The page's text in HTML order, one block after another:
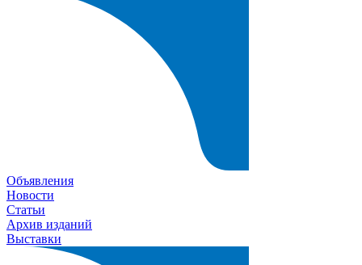
Объявления
Новости
Статьи
Архив изданий
Выставки